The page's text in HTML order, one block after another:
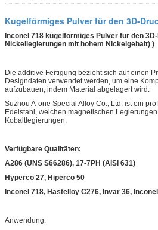
Kugelförmiges Pulver für den 3D-
Inconel 718 kugelförmiges Pulver für den
Nickellegierungen mit hohem Nickelgehalt) )
Die additive Fertigung bezieht sich auf einen
Designdaten verwendet werden, um eine
aufzubauen, indem Material abgelagert wird.
Suzhou A-one Special Alloy Co., Ltd. ist ein
Edelstahl, weichen magnetischen
Kobaltlegierungen.
Verfügbare Qualitäten:
A286 (UNS S66286), 17-7PH (AISI 631)
Hyperco 27, Hiperco 50
Inconel 718, Hastelloy C276, Invar 36,
Anwendung: